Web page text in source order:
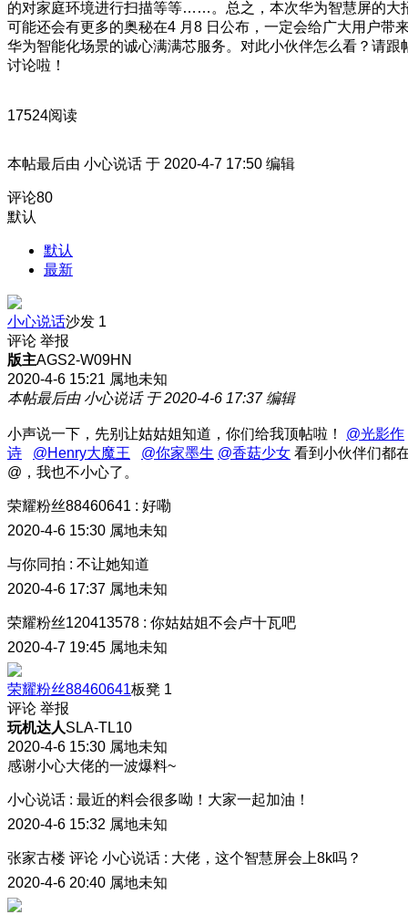
的对家庭环境进行扫描等等……。总之，本次华为智慧屏的大
可能还会有更多的奥秘在4 月8 日公布，一定会给广大用户带
华为智能化场景的诚心满满芯服务。对此小伙伴怎么看？请跟
讨论啦！
17524阅读
本帖最后由 小心说话 于 2020-4-7 17:50 编辑
评论80
默认
默认
最新
小心说话沙发 1
评论 举报
版主AGS2-W09HN
2020-4-6 15:21 属地未知
本帖最后由 小心说话 于 2020-4-6 17:37 编辑
小声说一下，先别让姑姑姐知道，你们给我顶帖啦！ @光影作
诗
@Henry大魔王 @你家墨生 @香菇少女 看到小伙伴们都
@，我也不小心了。
荣耀粉丝88460641 : 好嘞
2020-4-6 15:30 属地未知
与你同拍 : 不让她知道
2020-4-6 17:37 属地未知
荣耀粉丝120413578 : 你姑姑姐不会卢十瓦吧
2020-4-7 19:45 属地未知
荣耀粉丝88460641板凳 1
评论 举报
玩机达人SLA-TL10
2020-4-6 15:30 属地未知
感谢小心大佬的一波爆料~
小心说话 : 最近的料会很多呦！大家一起加油！
2020-4-6 15:32 属地未知
张家古楼 评论 小心说话 : 大佬，这个智慧屏会上8k吗？
2020-4-6 20:40 属地未知